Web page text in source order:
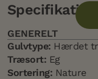
Specifikation
GENERELT
Gulvtype: Hærdet
Træsort: Eg
Sortering: Nature